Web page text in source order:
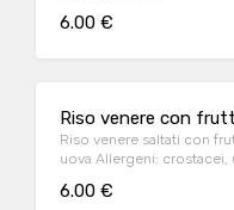
6.00 €
Riso venere con
Riso venere saltati con
uova Allergeni:
6.00 €